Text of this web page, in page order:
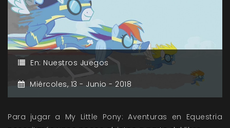
En: Nuestros Juegos
Miércoles, 13 - Junio - 2018
Para jugar a My Little Pony: Aventuras en Equestria